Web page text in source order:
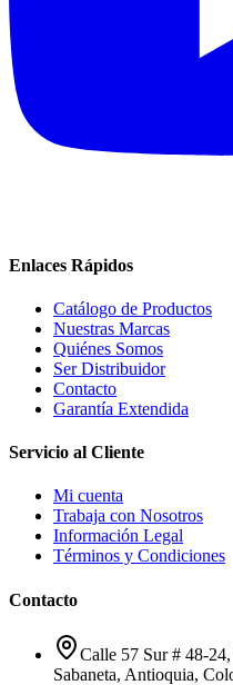
Enlaces Rápidos
Catálogo de Productos
Nuestras Marcas
Quiénes Somos
Ser Distribuidor
Contacto
Garantía Extendida
Servicio al Cliente
Mi cuenta
Trabaja con Nosotros
Información Legal
Términos y Condiciones
Contacto
Calle 57 Sur # 48-
Sabaneta, Antioquia,